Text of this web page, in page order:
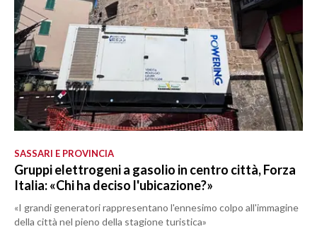
SASSARI E PROVINCIA
Gruppi elettrogeni a gasolio in centro città, Forza
Italia: «Chi ha deciso l'ubicazione?»
«I grandi generatori rappresentano l'ennesimo colpo all'immagine
della città nel pieno della stagione turistica»